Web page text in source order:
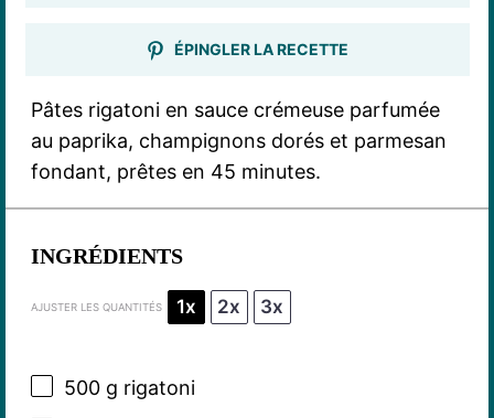
ÉPINGLER LA RECETTE
Pâtes rigatoni en sauce crémeuse parfumée
au paprika, champignons dorés et parmesan
fondant, prêtes en 45 minutes.
INGRÉDIENTS
AJUSTER LES QUANTITÉS 1x 2x 3x
500 g rigatoni